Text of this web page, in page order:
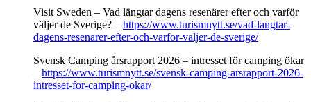
Visit Sweden – Vad längtar dagens resenärer efter och varför
väljer de Sverige? – https://www.turismnytt.se/vad-langtar-
dagens-resenarer-efter-och-varfor-valjer-de-sverige/
Svensk Camping årsrapport 2026 – intresset för camping ökar
– https://www.turismnytt.se/svensk-camping-arsrapport-2026-
intresset-for-camping-okar/